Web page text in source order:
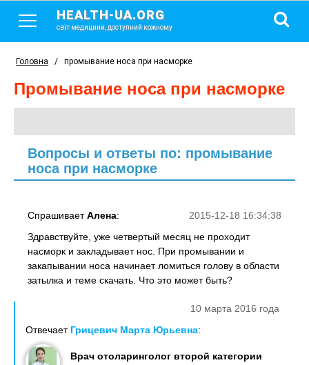
HEALTH-UA.ORG
світ медицини, доступний кожному
Головна / промывание носа при насморке
промывание носа при насморке
Вопросы и ответы по: промывание
носа при насморке
2015-12-18 16:34:38
СпрашиваетАлена:
Здравствуйте, уже четвертый месяц не проходит
насморк и закладывает нос. При промывании и
закапывании носа начинает ломиться голову в области
затылка и теме скачать. Что это может быть?
10 марта 2016 года
Отвечает Грицевич Марта Юрьевна:
Врач отоларинголог второй категории